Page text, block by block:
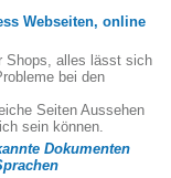
Webseiten, online
Shops, alles lässt sich
bei den
Seiten Aussehen
sein können.
Dokumenten